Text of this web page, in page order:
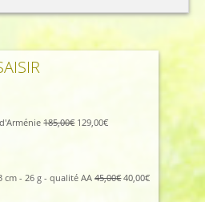
185,00€ Le
185,00€.
129,00€Le
129,00€.
- 26 g - qualité AA 45,00€Le
40,00€Le